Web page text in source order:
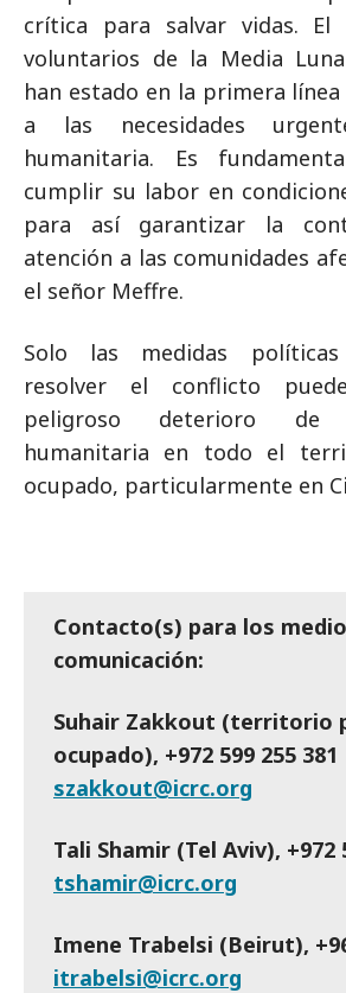
crítica para salvar vidas. El
voluntarios de la Media
han estado en la primera
a las necesidades
humanitaria. Es
cumplir su labor en
para así garantizar la
atención a las comunidades
el señor Meffre.
Solo las medidas
resolver el conflicto
peligroso deterioro de
humanitaria en todo el
ocupado, particularmente en
Contacto(s) para los
comunicación:
Suhair Zakkout (territorio
ocupado), +972 599 255 381
szakkout@icrc.org
Tali Shamir (Tel Aviv), +972
tshamir@icrc.org
Imene Trabelsi (Beirut),
itrabelsi@icrc.org